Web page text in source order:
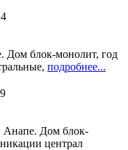
Дом блок-монолит, год
подробнее...
Анапе. Дом блок-
централ